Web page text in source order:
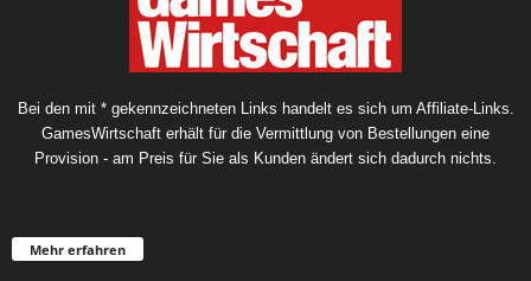
Bei den mit * gekennzeichneten Links handelt es sich um Affiliate-Links.
GamesWirtschaft erhält für die Vermittlung von Bestellungen eine
Provision - am Preis für Sie als Kunden ändert sich dadurch nichts.
Mehr erfahren